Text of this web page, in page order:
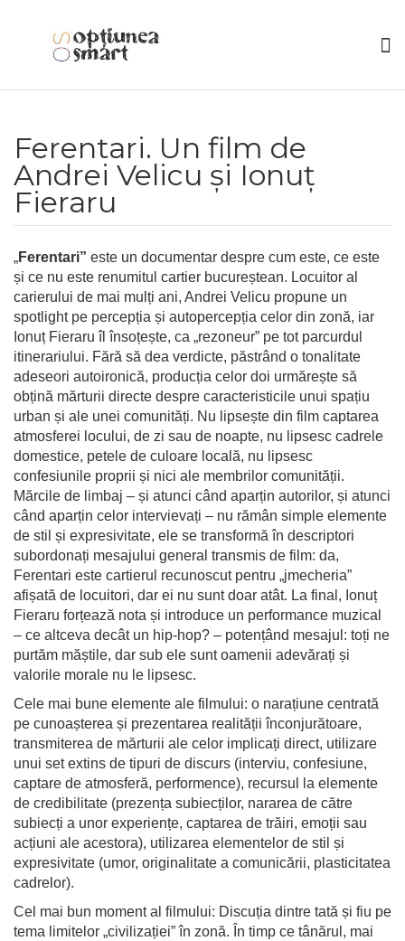
Ferentari. Un film de
Andrei Velicu și Ionuț
Fieraru
„Ferentari” este un documentar despre cum este, ce este
și ce nu este renumitul cartier bucureștean. Locuitor al
carierului de mai mulți ani, Andrei Velicu propune un
spotlight pe percepția și autopercepția celor din zonă, iar
Ionuț Fieraru îl însoțește, ca „rezoneur” pe tot parcurdul
itinerariului. Fără să dea verdicte, păstrând o tonalitate
adeseori autoironică, producția celor doi urmărește să
obțină mărturii directe despre caracteristicile unui spațiu
urban și ale unei comunități. Nu lipsește din film captarea
atmosferei locului, de zi sau de noapte, nu lipsesc cadrele
domestice, petele de culoare locală, nu lipsesc
confesiunile proprii și nici ale membrilor comunității.
Mărcile de limbaj – și atunci când aparțin autorilor, și atunci
când aparțin celor intervievați – nu rămân simple elemente
de stil și expresivitate, ele se transformă în descriptori
subordonați mesajului general transmis de film: da,
Ferentari este cartierul recunoscut pentru „jmecheria”
afișată de locuitori, dar ei nu sunt doar atât. La final, Ionuț
Fieraru forțează nota și introduce un performance muzical
– ce altceva decât un hip-hop? – potențând mesajul: toți ne
purtăm măștile, dar sub ele sunt oamenii adevărați și
valorile morale nu le lipsesc.
Cele mai bune elemente ale filmului: o narațiune centrată
pe cunoașterea și prezentarea realității înconjurătoare,
transmiterea de mărturii ale celor implicați direct, utilizare
unui set extins de tipuri de discurs (interviu, confesiune,
captare de atmosferă, performence), recursul la elemente
de credibilitate (prezența subiecților, nararea de către
subiecți a unor experiențe, captarea de trăiri, emoții sau
acțiuni ale acestora), utilizarea elementelor de stil și
expresivitate (umor, originalitate a comunicării, plasticitatea
cadrelor).
Cel mai bun moment al filmului: Discuția dintre tată și fiu pe
tema limitelor „civilizației” în zonă. În timp ce tânărul, mai